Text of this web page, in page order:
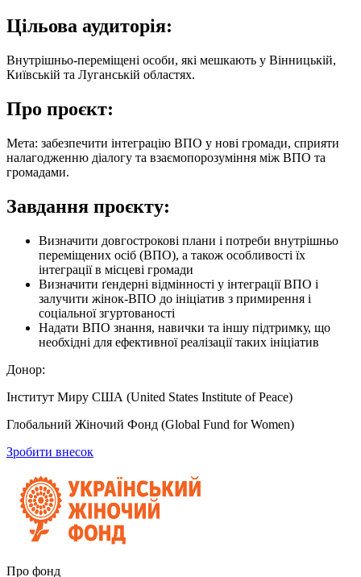
Цільова аудиторія:
Внутрішньо-переміщені особи, які мешкають у Вінницькій,
Київській та Луганській областях.
Про проєкт:
Мета: забезпечити інтеграцію ВПО у нові громади, сприяти
налагодженню діалогу та взаємопорозуміння між ВПО та
громадами.
Завдання проєкту:
Визначити довгострокові плани і потреби внутрішньо
переміщених осіб (ВПО), а також особливості їх
інтеграції в місцеві громади
Визначити ґендерні відмінності у інтеграції ВПО і
залучити жінок-ВПО до ініціатив з примирення і
соціальної згуртованості
Надати ВПО знання, навички та іншу підтримку, що
необхідні для ефективної реалізації таких ініціатив
Донор:
Інститут Миру США (United States Institute of Peace)
Глобальний Жіночий Фонд (Global Fund for Women)
Зробити внесок
Про фонд